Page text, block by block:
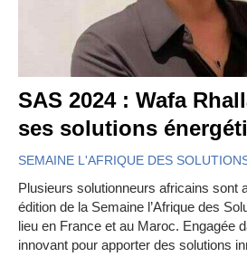
SAS 2024 : Wafa
ses solutions
SEMAINE L'AFRIQUE DES
Plusieurs solutionneurs africains sont
édition de la Semaine l’Afrique des
lieu en France et au Maroc. Engagée
innovant pour apporter des solutions